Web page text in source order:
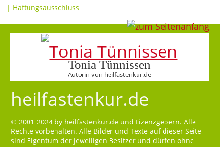
| Haftungsausschluss
Tonia Tünnissen
Autorin von heilfastenkur.de
heilfastenkur.de
© 2001-2024 by heilfastenkur.de und Lizenzgebern. Alle
Rechte vorbehalten. Alle Bilder und Texte auf dieser Seite
sind Eigentum der jeweiligen Besitzer und dürfen ohne